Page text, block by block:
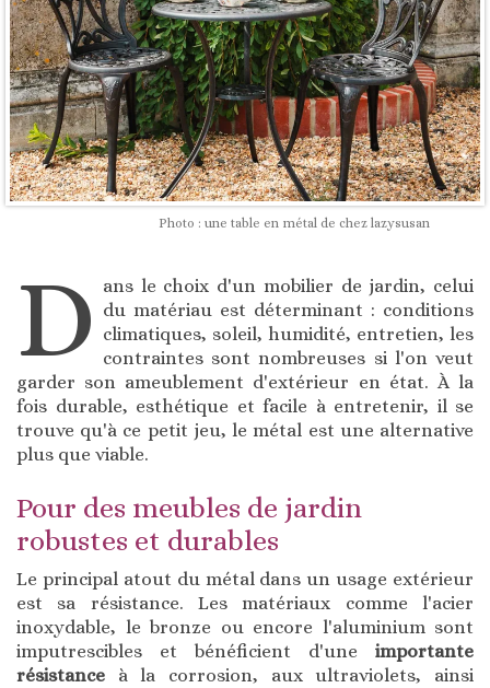
Photo : une table en métal de chez lazysusan
D
ans le choix d'un mobilier de jardin, celui
du matériau est déterminant : conditions
climatiques, soleil, humidité, entretien, les
contraintes sont nombreuses si l'on veut
garder son ameublement d'extérieur en état. À la
fois durable, esthétique et facile à entretenir, il se
trouve qu'à ce petit jeu, le métal est une alternative
plus que viable.
Pour des meubles de jardin
robustes et durables
Le principal atout du métal dans un usage extérieur
est sa résistance. Les matériaux comme l'acier
inoxydable, le bronze ou encore l'aluminium sont
imputrescibles et bénéficient d'une importante
résistance à la corrosion, aux ultraviolets, ainsi